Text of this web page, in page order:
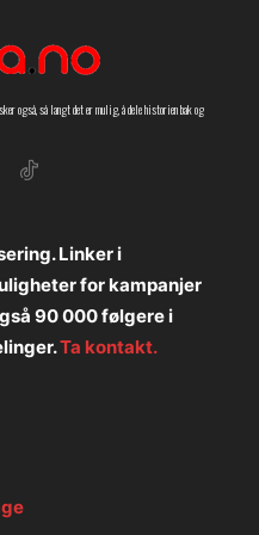
også, så langt det er mulig, å dele historien bak og
Linker i
for kampanjer
90 000 følgere i
Ta kontakt.